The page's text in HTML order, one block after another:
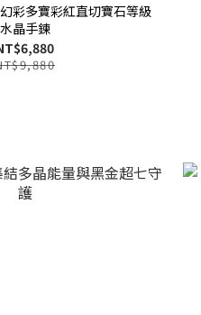
彩多寶彩紅直切寶石等級
水晶手鍊